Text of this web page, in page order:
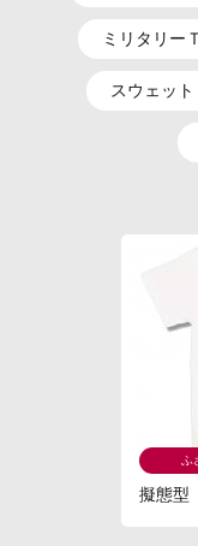
ミリタリー
スウェッ
ふ
擬態型